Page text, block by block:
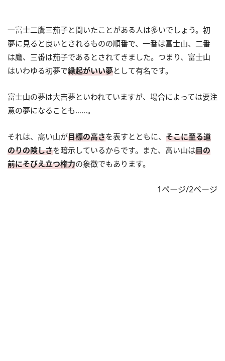
一富士二鷹三茄子と聞いたことがある人は多いでしょう。初
夢に見ると良いとされるものの順番で、一番は富士山、二番
は鷹、三番は茄子であるとされてきました。つまり、富士山
はいわゆる初夢で縁起がいい夢として有名です。
富士山の夢は大吉夢といわれていますが、場合によっては要注
意の夢になることも……。
それは、高い山が目標の高さを表すとともに、 そこに至る道
のりの険しさを暗示しているからです。また、高い山は目の
前にそびえ立つ権力の象徴でもあります。
1ページ/2ページ